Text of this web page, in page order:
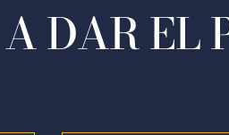
DAR EL